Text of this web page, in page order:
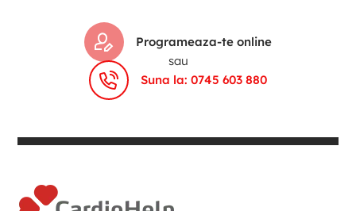
Programeaza-te online
sau
Suna la: 0745 603 880